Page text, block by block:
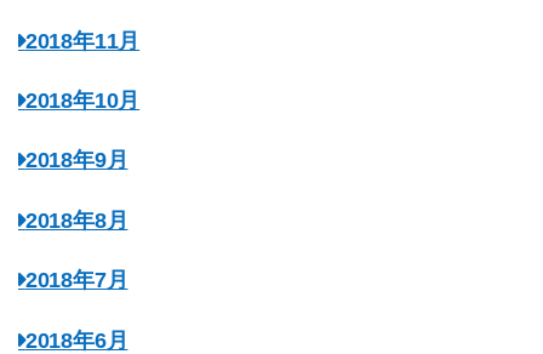
2018年11月
2018年10月
2018年9月
2018年8月
2018年7月
2018年6月